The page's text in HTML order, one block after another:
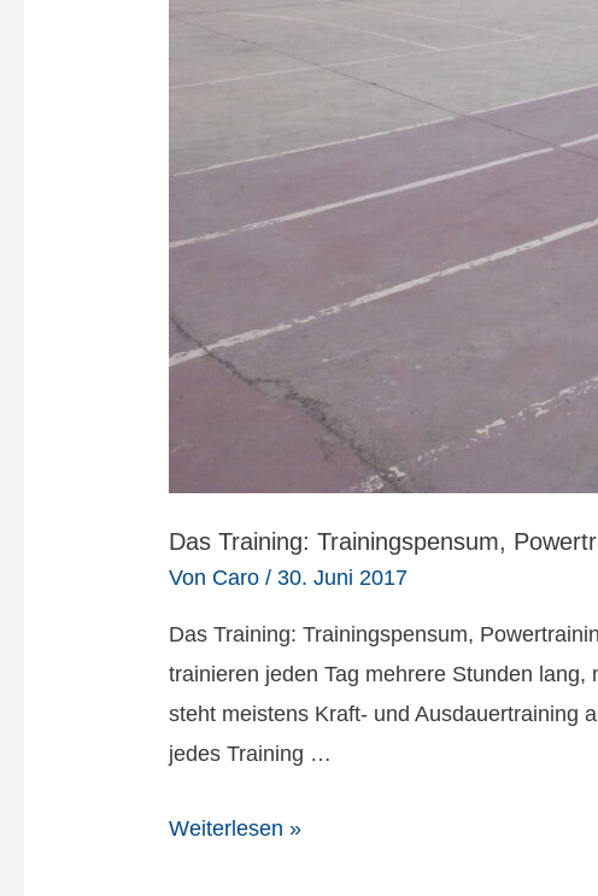
Das Training: Trainingspensum,
Von Caro /30. Juni 2017
Das Training: Trainingspensum,
trainieren jeden Tag mehrere Stunden
steht meistens Kraft- und Ausdauertraining
jedes Training …
Weiterlesen »